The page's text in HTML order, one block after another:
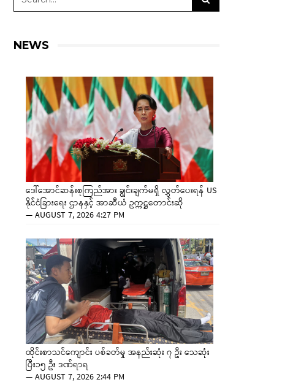
NEWS
ဒေါ်အောင်ဆန်းစုကြည်အား ချွင်းချက်မရှိ လွှတ်ပေးရန် US
နိုင်ငံခြားရေး ဌာနနှင့် အာဆီယံ ဥက္ကဋ္ဌတောင်းဆို
—AUGUST 7, 2026 4:27 PM
ထိုင်းစာသင်ကျောင်း ပစ်ခတ်မှု အနည်းဆုံး ၇ ဦး သေဆုံး
ပြီး၁၅ ဦး ဒဏ်ရာရ
—AUGUST 7, 2026 2:44 PM